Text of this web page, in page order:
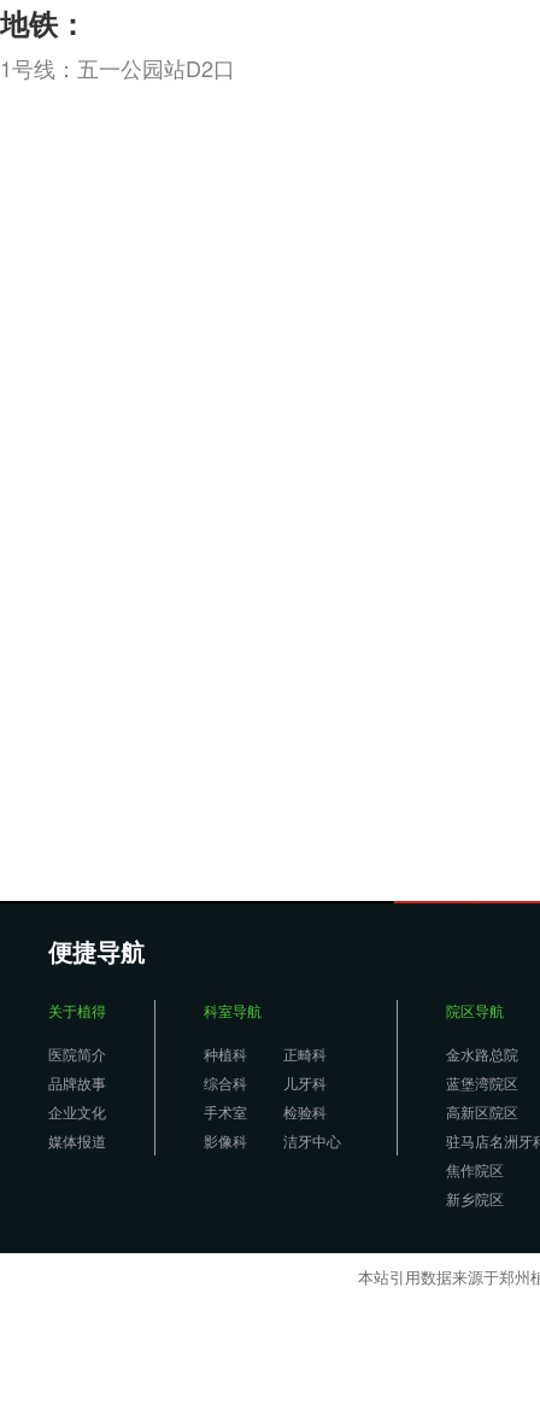
地铁：
1号线：五一公园站D2口
便捷导航
关于植得
医院简介
品牌故事
企业文化
媒体报道
科室导航
种植科
正畸科
综合科
儿牙科
手术室
检验科
影像科
洁牙中心
院区导航
金水路总院
蓝堡湾院区
高新区院区
驻马店名洲牙
焦作院区
新乡院区
本站引用数据来源于郑州